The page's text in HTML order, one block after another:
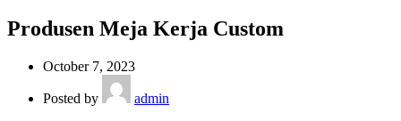
Produsen Meja Kerja Custom
October 7, 2023
Posted by admin